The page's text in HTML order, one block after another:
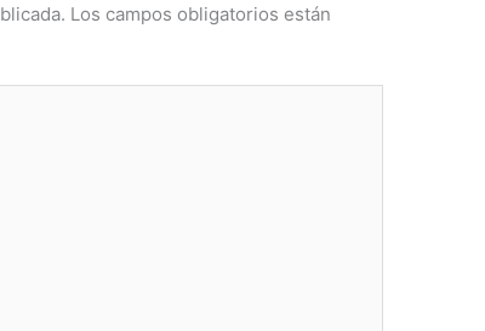
Los campos obligatorios están